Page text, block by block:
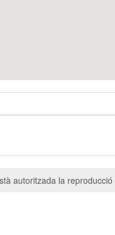
autoritzada la